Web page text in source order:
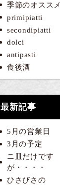
季節のオススメ
primipiatti
secondipiatti
dolci
antipasti
食後酒
最新記事
5月の営業日
3月の予定
ニ皿だけです
が・・・・
ひさびさの